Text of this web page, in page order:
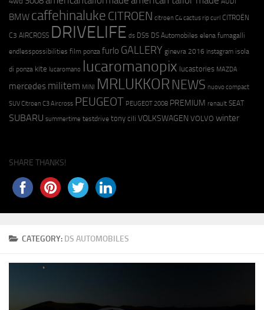
CATEGORY: DS AUTOMOBILES
BMW caffehinaluke CITROEN citroen C4 cactus rip curl CITROËN
C3 AIRCROSS DRIVELIFE ds DS5 DS Automobiles elena fumagalli
endlesspossibilities film ponza furlo GALLERY ginevra 2016 instagram isola
di ponza kite lucaromano lucaromanopix lucastories MAZDA
mercedes militem MINI MRLUKKOR NEWS nuovo compact
SUV Citroen C3 Aircross PEUGEOT PEUGEOT 2008 PREMIUM renault SEAT
SUBARU summertime testdrive tony cili VOLKSWAGEN VOLVO winter
SHARE THANKS!